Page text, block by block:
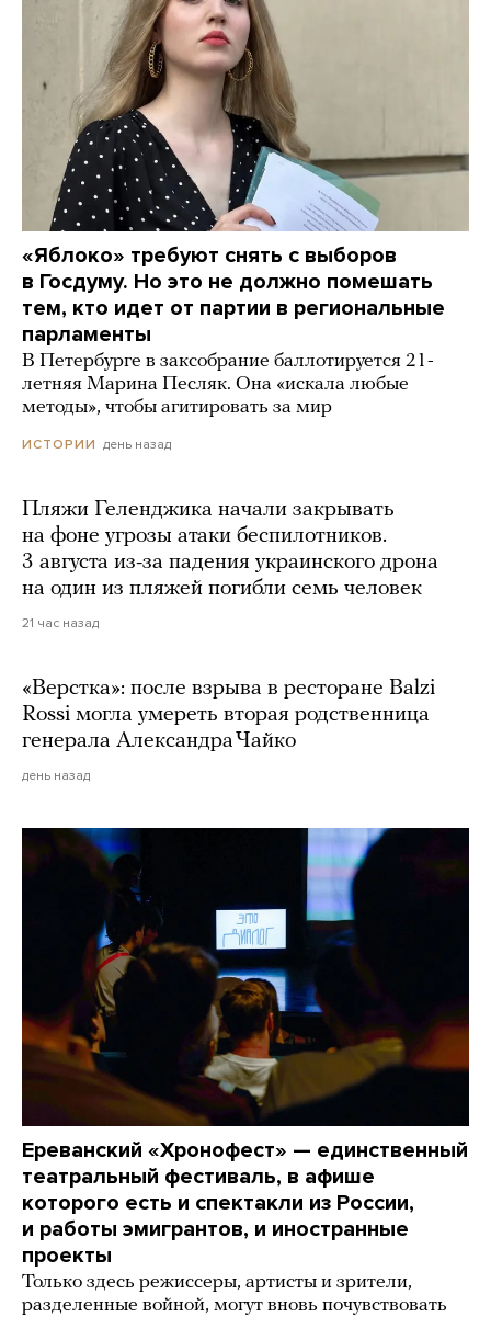
«Яблоко» требуют снять с выборов
в Госдуму. Но это не должно помешать
тем, кто идет от партии в региональные
парламенты
В Петербурге в заксобрание баллотируется 21-
летняя Марина Песляк. Она «искала любые
методы», чтобы агитировать за мир
ИСТОРИИ день назад
Пляжи Геленджика начали закрывать
на фоне угрозы атаки беспилотников.
3 августа из-за падения украинского дрона
на один из пляжей погибли семь человек
21 час назад
«Верстка»: после взрыва в ресторане Balzi
Rossi могла умереть вторая родственница
генерала Александра Чайко
день назад
Ереванский «Хронофест» — единственный
театральный фестиваль, в афише
которого есть и спектакли из России,
и работы эмигрантов, и иностранные
проекты
Только здесь режиссеры, артисты и зрители,
разделенные войной, могут вновь почувствовать